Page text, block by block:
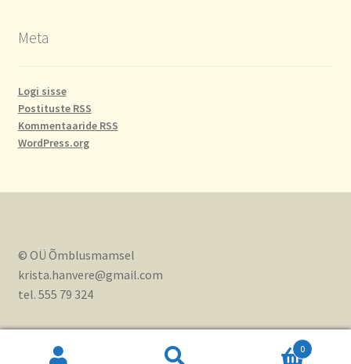
Meta
Logi sisse
Postituste RSS
Kommentaaride RSS
WordPress.org
© OÜ Õmblusmamsel
krista.hanvere@gmail.com
tel. 555 79 324
0